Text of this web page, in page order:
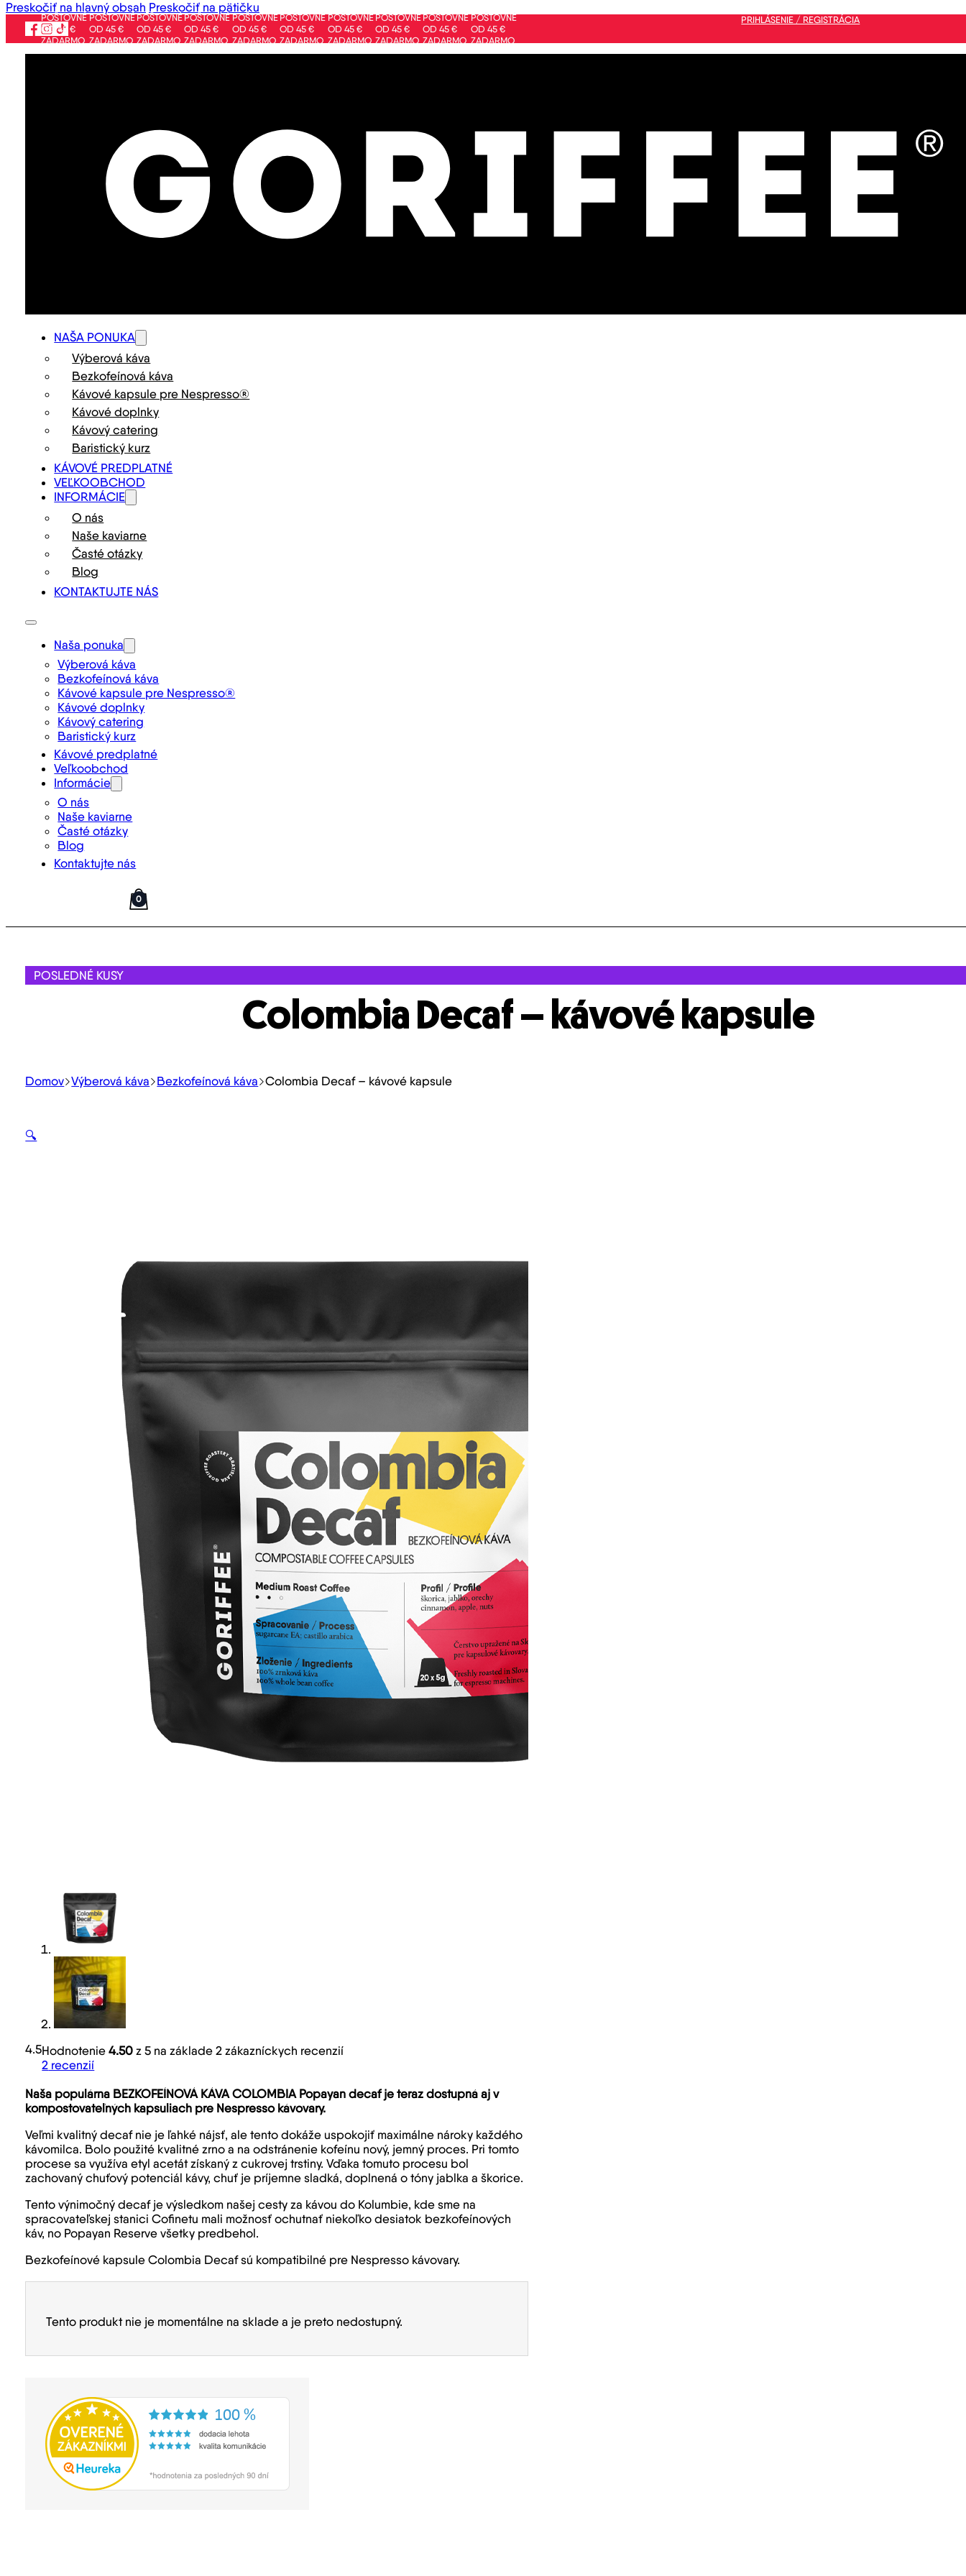
Preskočiť na hlavný obsah Preskočiť na pätičku
POŠTOVNÉ
OD 45 €
ZADARMO
POŠTOVNÉ
OD 45 €
ZADARMO
POŠTOVNÉ
OD 45 €
ZADARMO
POŠTOVNÉ
OD 45 €
ZADARMO
POŠTOVNÉ
OD 45 €
ZADARMO
POŠTOVNÉ
OD 45 €
ZADARMO
POŠTOVNÉ
OD 45 €
ZADARMO
POŠTOVNÉ
OD 45 €
ZADARMO
POŠTOVNÉ
OD 45 €
ZADARMO
POŠTOVNÉ
OD 45 €
ZADARMO
PRIHLÁSENIE / REGISTRÁCIA
NAŠA PONUKA
Výberová káva
Bezkofeínová káva
Kávové kapsule pre Nespresso®
Kávové doplnky
Kávový catering
Baristický kurz
KÁVOVÉ PREDPLATNÉ
VEĽKOOBCHOD
INFORMÁCIE
O nás
Naše kaviarne
Časté otázky
Blog
KONTAKTUJTE NÁS
Naša ponuka
Výberová káva
Bezkofeínová káva
Kávové kapsule pre Nespresso®
Kávové doplnky
Kávový catering
Baristický kurz
Kávové predplatné
Veľkoobchod
Informácie
O nás
Naše kaviarne
Časté otázky
Blog
Kontaktujte nás
0
POSLEDNÉ KUSY
Colombia Decaf – kávové kapsule
Domov Výberová káva Bezkofeínová káva Colombia Decaf – kávové kapsule
🔍
4.5Hodnotenie4.50 z 5 na základe2 zákazníckych recenzií
2 recenzií
Naša populárna BEZKOFEÍNOVÁ KÁVA COLOMBIA Popayan decaf je teraz dostupná aj v
kompostovateľných kapsuliach pre Nespresso kávovary.
Veľmi kvalitný decaf nie je ľahké nájsť, ale tento dokáže uspokojiť maximálne nároky každého
kávomilca. Bolo použité kvalitné zrno a na odstránenie kofeínu nový, jemný proces. Pri tomto
procese sa využíva etyl acetát získaný z cukrovej trstiny. Vďaka tomuto procesu bol
zachovaný chuťový potenciál kávy, chuť je príjemne sladká, doplnená o tóny jablka a škorice.
Tento výnimočný decaf je výsledkom našej cesty za kávou do Kolumbie, kde sme na
spracovateľskej stanici Cofinetu mali možnosť ochutnať niekoľko desiatok bezkofeínových
káv, no Popayan Reserve všetky predbehol.
Bezkofeínové kapsule Colombia Decaf sú kompatibilné pre Nespresso kávovary.
Tento produkt nie je momentálne na sklade a je preto nedostupný.